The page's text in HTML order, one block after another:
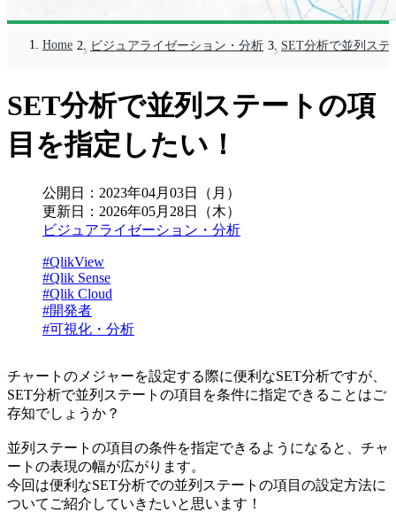
Home ビジュアライゼーション・分析 SET分析で並列ス
SET分析で並列ステートの項
目を指定したい！
公開日： 2023年04月03日（月）
更新日： 2026年05月28日（木）
ビジュアライゼーション・分析
#QlikView
#Qlik Sense
#Qlik Cloud
#開発者
#可視化・分析
チャートのメジャーを設定する際に便利なSET分析ですが、
SET分析で並列ステートの項目を条件に指定できることはご
存知でしょうか？
並列ステートの項目の条件を指定できるようになると、チャ
ートの表現の幅が広がります。
今回は便利なSET分析での並列ステートの項目の設定方法に
ついてご紹介していきたいと思います！